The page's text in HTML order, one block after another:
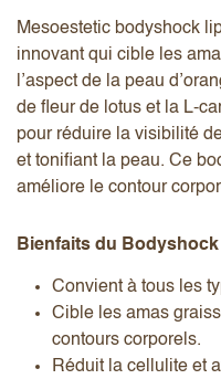
Mesoestetic bodyshock
innovant qui cible les
l’aspect de la peau
de fleur de lotus et la L-
pour réduire la visibilité
et tonifiant la peau. Ce
améliore le contour
Bienfaits du
Convient à tous les
Cible les amas
contours corporels.
Réduit la cellulite et